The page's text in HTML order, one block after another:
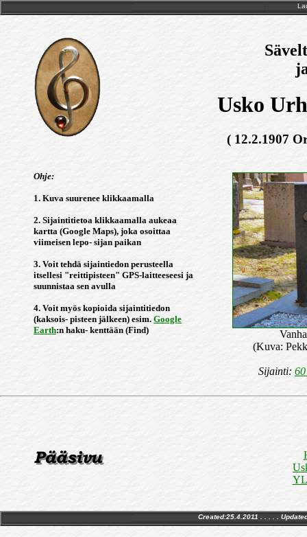
Usko
( 12.2.1907
Ohje:
1. Kuva suurenee klikkaamalla
2. Sijaintitietoa klikkaamalla aukeaa
kartta (Google Maps), joka osoittaa
viimeisen lepo- sijan paikan
3. Voit tehdä sijaintiedon perusteella
itsellesi "reittipisteen" GPS-laitteeseesi ja
suunnistaa sen avulla
4. Voit myös kopioida sijaintitiedon
(kaksois- pisteen jälkeen) esim. Google
Earth:n haku- kenttään (Find)
(Kuva:
Sijainti:
Created:25.4.2011 . . . . .